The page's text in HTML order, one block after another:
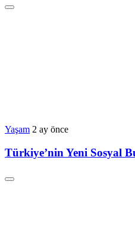
Yaşam 2 ay önce
Türkiye’nin Yeni Sosyal